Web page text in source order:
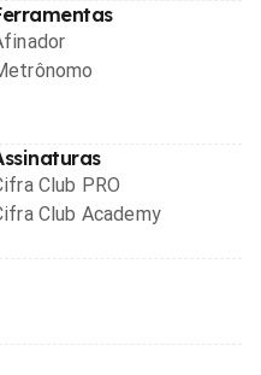
Club PRO
Club Academy